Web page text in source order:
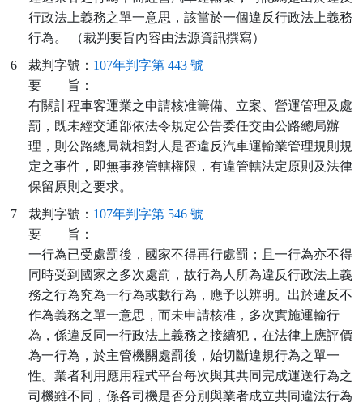
行政法上義務之單一意思，該當於一個違反行政法上義務
行為。 （裁判要旨內容由法源資訊撰寫）
6
裁判字號： 107年判字第 443 號
要
旨：
有關計程車客運業之申請核准籌備、立案、營運管理及處
罰，既未經交通部依法令規定公告委任交由公路總局辦
理，則公路總局就相對人是否違反汽車運輸業管理規則規
定之事件，即無事務管轄權限，有違管轄法定原則及法律
保留原則之要求。
7
裁判字號： 107年判字第 546 號
要
旨：
一行為已受處罰後，國家不得再行處罰；且一行為亦不得
同時受到國家之多次處罰，故行為人所為違反行政法上義
務之行為究為一行為或數行為，應予以辨明。出於違反不
作為義務之單一意思，而未申請核准，多次實施運輸行
為，係違反同一行政法上義務之接續犯，在法律上應評價
為一行為，於主管機關處罰後，始切斷違規行為之單一
性。業者利用應用程式平台每次與其共同完成運送行為之
司機雖不同，係各司機是否分別與業者成立共同違法行為